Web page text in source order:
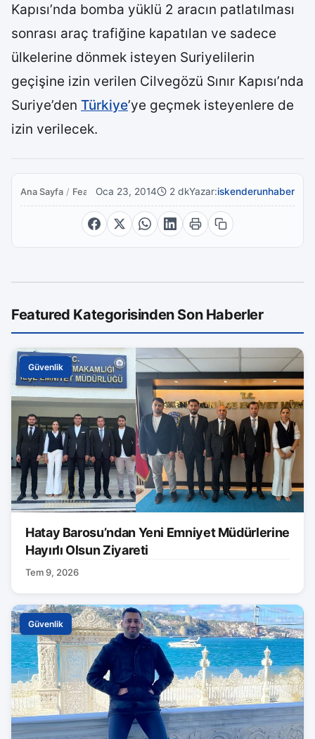
Kapısı’nda bomba yüklü 2 aracın patlatılması
sonrası araç trafiğine kapatılan ve sadece
ülkelerine dönmek isteyen Suriyelilerin
geçişine izin verilen Cilvegözü Sınır Kapısı’nda
Suriye’den Türkiye’ye geçmek isteyenlere de
izin verilecek.
Ana Sayfa / FeaturedOca 23, 2014 2 dkYazar:iskenderunhaber
Featured Kategorisinden Son Haberler
Güvenlik
Hatay Barosu’ndan Yeni Emniyet Müdürlerine
Hayırlı Olsun Ziyareti
Tem 9, 2026
Güvenlik